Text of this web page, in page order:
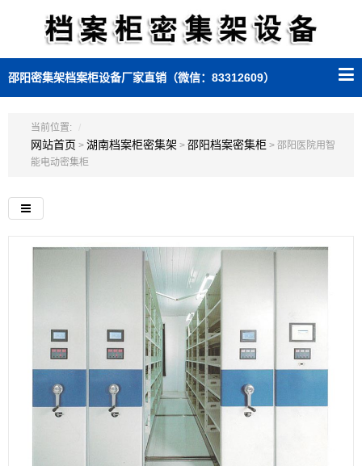
邵阳密集架档案柜设备厂家直销（微信：83312609）
当前位置:
网站首页 > 湖南档案柜密集架 > 邵阳档案密集柜 > 邵阳医院用智
能电动密集柜